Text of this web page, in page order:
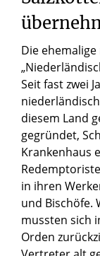
Die
Seit fast zwei
diesem Land
gegründet,
Krankenhaus
in ihren
und Bischöfe.
mussten sich
Orden